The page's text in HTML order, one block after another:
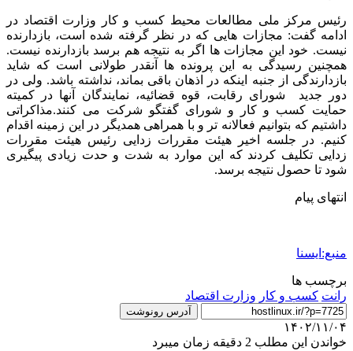
رئیس مرکز ملی مطالعات محیط کسب و کار وزارت اقتصاد در
ادامه گفت: مجازات هایی که در نظر گرفته شده است، بازدارنده
نیست. خود این مجازات ها اگر به نتیجه هم برسد بازدارنده نیست.
همچنین رسیدگی به این پرونده ها آنقدر طولانی است که شاید
بازدارندگی از جنبه اینکه در اذهان باقی بماند، نداشته باشد. ولی در
دور جدید شورای رقابت، قوه قضائیه، نمایندگان آنها در کمیته
حمایت کسب و کار و شورای گفتگو شرکت می کنند.مذاکراتی
داشتیم که بتوانیم فعالانه تر و با همراهی همدیگر در این زمینه اقدام
کنیم. در جلسه اخیر هیئت مقررات زدایی رئیس هیئت مقررات
زدایی تکلیف کردند که این موارد به شدت و حدت زیادی پیگیری
شود تا حصول نتیجه برسد.
انتهای پیام
منبع:ایسنا
برچسب ها
رانت كسب و كار وزارت اقتصاد
آدرس رونوشت
۱۴۰۲/۱۱/۰۴
خواندن این مطلب 2 دقیقه زمان میبرد